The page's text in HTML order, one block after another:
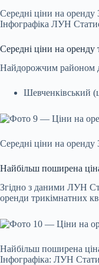
Середні ціни на
Інфографіка ЛУН
Середні ціни на
Найдорожчим районом
Шевченківський
Середні ціни на
Найбільш поширена
Згідно з даними ЛУН
оренди трикімнатних
Найбільш поширена
Інфографіка: ЛУН